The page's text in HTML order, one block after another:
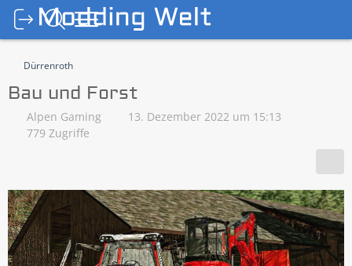
Dürrenroth
Bau und Forst
Alpen Gaming
13. Dezember 2022 um 15:13
779 Zugriffe